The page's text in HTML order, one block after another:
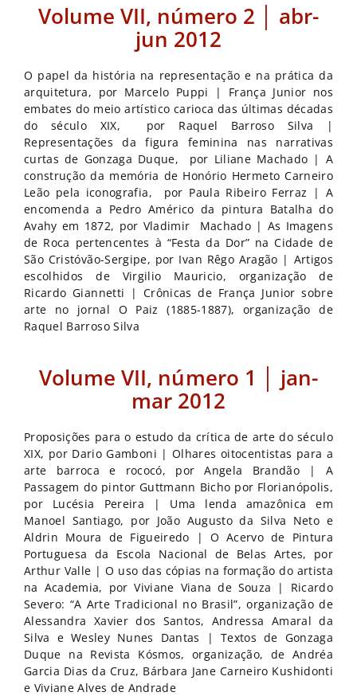
Volume VII, número 2 │ abr-
jun 2012
O papel da história na representação e na prática da
arquitetura, por Marcelo Puppi | França Junior nos
embates do meio artístico carioca das últimas décadas
do século XIX, por Raquel Barroso Silva |
Representações da figura feminina nas narrativas
curtas de Gonzaga Duque, por Liliane Machado | A
construção da memória de Honório Hermeto Carneiro
Leão pela iconografia, por Paula Ribeiro Ferraz | A
encomenda a Pedro Américo da pintura Batalha do
Avahy em 1872, por Vladimir Machado | As Imagens
de Roca pertencentes à “Festa da Dor” na Cidade de
São Cristóvão-Sergipe, por Ivan Rêgo Aragão | Artigos
escolhidos de Virgilio Mauricio, organização de
Ricardo Giannetti | Crônicas de França Junior sobre
arte no jornal O Paiz (1885-1887), organização de
Raquel Barroso Silva
Volume VII, número 1 │ jan-
mar 2012
Proposições para o estudo da crítica de arte do século
XIX, por Dario Gamboni | Olhares oitocentistas para a
arte barroca e rococó, por Angela Brandão | A
Passagem do pintor Guttmann Bicho por Florianópolis,
por Lucésia Pereira | Uma lenda amazônica em
Manoel Santiago, por João Augusto da Silva Neto e
Aldrin Moura de Figueiredo | O Acervo de Pintura
Portuguesa da Escola Nacional de Belas Artes, por
Arthur Valle | O uso das cópias na formação do artista
na Academia, por Viviane Viana de Souza | Ricardo
Severo: “A Arte Tradicional no Brasil”, organização de
Alessandra Xavier dos Santos, Andressa Amaral da
Silva e Wesley Nunes Dantas | Textos de Gonzaga
Duque na Revista Kósmos, organização, de Andréa
Garcia Dias da Cruz, Bárbara Jane Carneiro Kushidonti
e Viviane Alves de Andrade